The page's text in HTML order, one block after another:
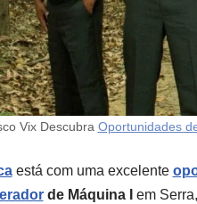
Vix Descubra Oportunidades
está com uma excelente
de Máquina I
em